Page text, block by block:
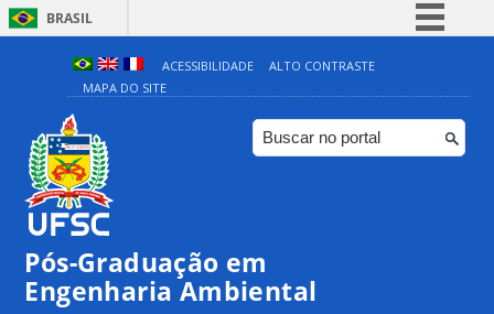
BRASIL
Simplifique!
Comunica BR
Participe
ACESSIBILIDADE
ALTO CONTRASTE
MAPA DO SITE
Pós-Graduação em
Engenharia Ambiental